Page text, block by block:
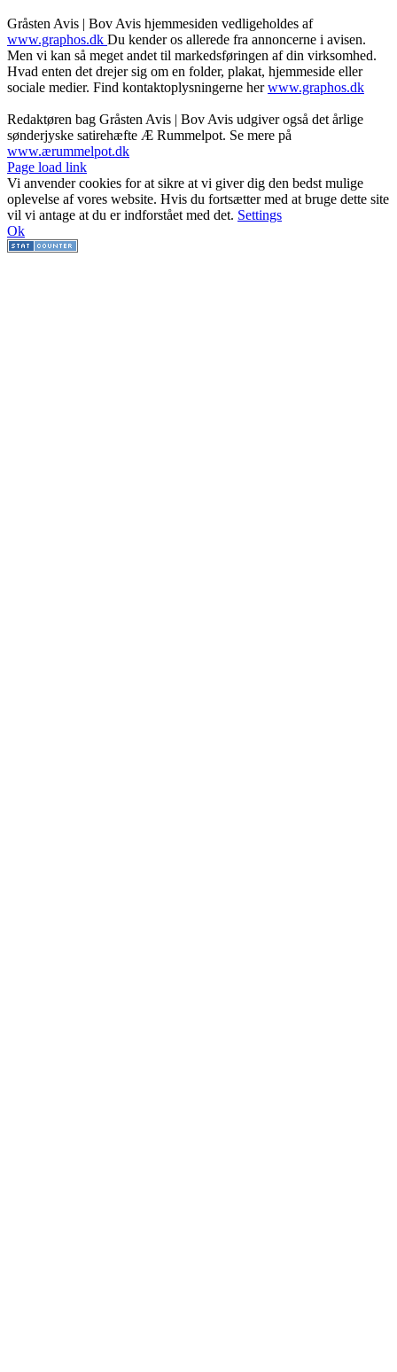
Gråsten Avis | Bov Avis hjemmesiden vedligeholdes af
www.graphos.dk Du kender os allerede fra annoncerne i avisen.
Men vi kan så meget andet til markedsføringen af din virksomhed.
Hvad enten det drejer sig om en folder, plakat, hjemmeside eller
sociale medier. Find kontaktoplysningerne herwww.graphos.dk
Redaktøren bag Gråsten Avis | Bov Avis udgiver også det årlige
sønderjyske satirehæfte Æ Rummelpot. Se mere på
www.ærummelpot.dk
Facebook
Facebook
Facebook
Facebook
Instagram
Instagram
Instagram
LinkedIn
Page load link
Vi anvender cookies for at sikre at vi giver dig den bedst mulige
oplevelse af vores website. Hvis du fortsætter med at bruge dette site
vil vi antage at du er indforstået med det. Settings
Ok
Go